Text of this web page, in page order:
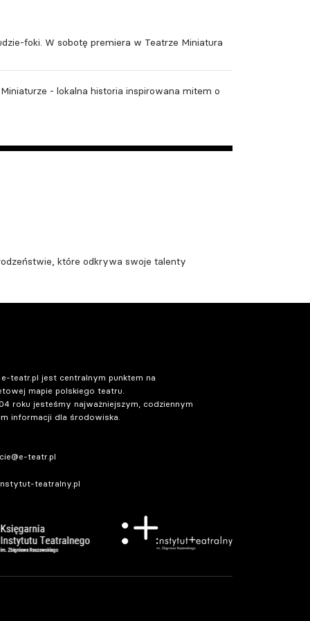
foki. W sobotę premiera w Teatrze Miniatura
- lokalna historia inspirowana mitem o
które odkrywa swoje talenty
teatr.pl jest centralnym punktem na
mapie polskiego teatru.
roku jesteśmy najważniejszym, codziennym
informacji dla środowiska.
teatr.pl
teatralny.pl